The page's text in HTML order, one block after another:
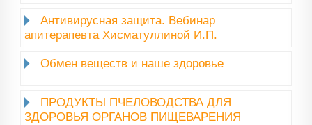
Антивирусная защита. Вебинар
апитерапевта Хисматуллиной И.П.
Обмен веществ и наше здоровье
ПРОДУКТЫ ПЧЕЛОВОДСТВА ДЛЯ
ЗДОРОВЬЯ ОРГАНОВ ПИЩЕВАРЕНИЯ